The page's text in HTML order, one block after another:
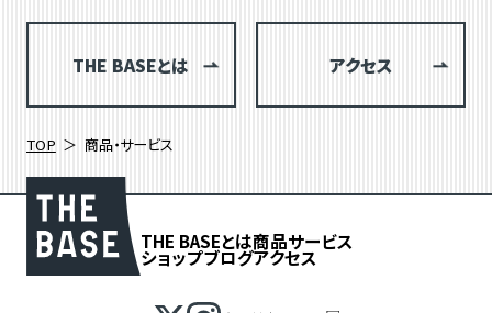
THE BASEとは アクセス
TOP 商品・サービス
THE BASEとは商品サービス
ショップブログアクセス